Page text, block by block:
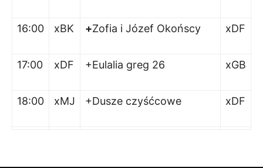
16:00 xBK +Zofia i Józef Okońscy xDF
17:00 xDF +Eulalia greg 26 xGB
18:00 xMJ +Dusze czyśćcowe xDF